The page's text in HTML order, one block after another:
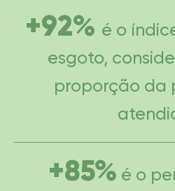
+92% é o
esgoto,
proporção da
+85% é o